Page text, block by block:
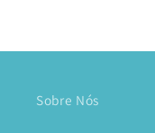
Sobre Nós